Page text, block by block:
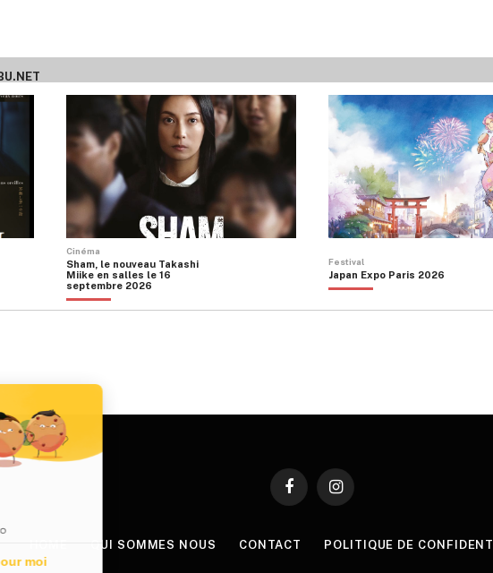
Cinéma
Sham, le nouveau Takashi
Miike en salles le 16
septembre 2026
Festival
Japan Expo Paris 2026
FacebookInstagram
QUI SOMMES NOUS CONTACT POLITIQUE DE